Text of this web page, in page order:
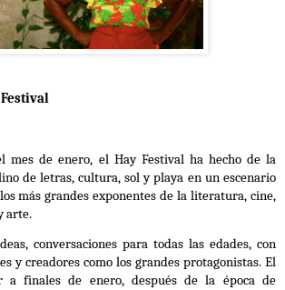
Festival
mes de enero, el Hay Festival ha hecho de la
de letras, cultura, sol y playa en un escenario
más grandes exponentes de la literatura, cine,
arte.
conversaciones para todas las edades, con
y creadores como los grandes protagonistas. El
a finales de enero, después de la época de